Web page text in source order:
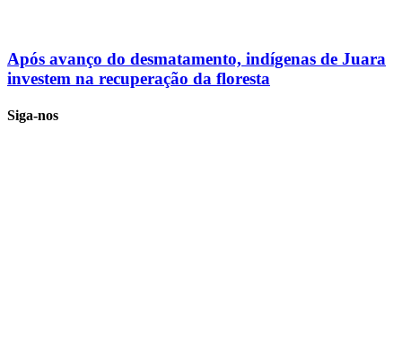
Após avanço do desmatamento, indígenas de Juara
investem na recuperação da floresta
Siga-nos